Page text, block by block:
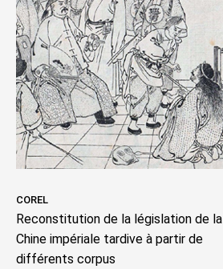
COREL
Reconstitution de la législation de la
Chine impériale tardive à partir de
différents corpus